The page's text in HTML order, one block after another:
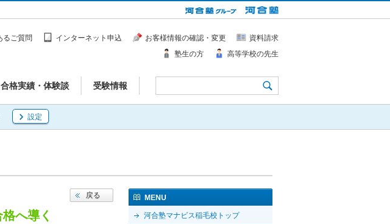
合格実績・体験談 受験情報
るご質問 インターネット申込 お客様情報の確認・変更
資料請求
塾生の方
高等学校の先生
設定
戻る
へ導く
MENU
河合塾マナビス稲毛校トップ